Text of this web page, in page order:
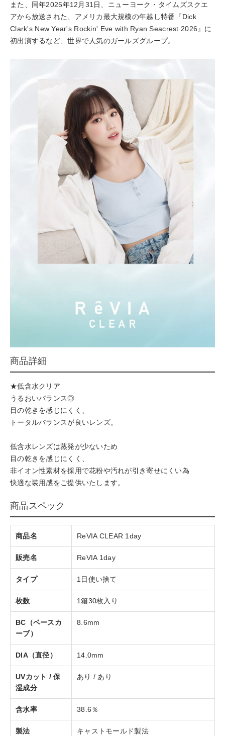
また、同年2025年12月31日、ニューヨーク・タイムズスクエ
アから放送された、アメリカ最大規模の年越し特番『Dick
Clark's New Year's Rockin' Eve with Ryan Seacrest 2026』に
初出演するなど、世界で人気のガールズグループ。
商品詳細
★低含水クリア
うるおいバランス◎
目の乾きを感じにくく、
トータルバランスが良いレンズ。
低含水レンズは蒸発が少ないため
目の乾きを感じにくく、
非イオン性素材を採用で花粉や汚れが引き寄せにくい為
快適な装用感をご提供いたします。
商品スペック
商品名 ReVIA CLEAR 1day
販売名 ReVIA 1day
タイプ 1日使い捨て
枚数 1箱30枚入り
BC（ベースカ
ーブ）
8.6mm
DIA（直径） 14.0mm
UVカット / 保
湿成分
あり / あり
含水率 38.6％
製法 キャストモールド製法